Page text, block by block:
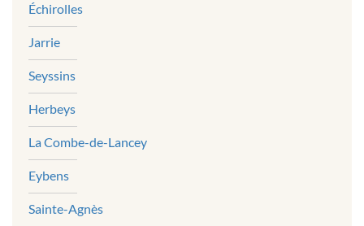
Échirolles
Jarrie
Seyssins
Herbeys
La Combe-de-Lancey
Eybens
Sainte-Agnès